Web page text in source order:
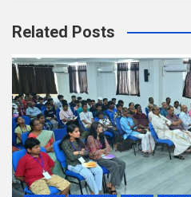
Related Posts